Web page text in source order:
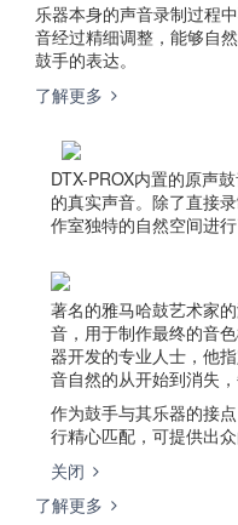
乐器本身的声音录制过程
音经过精细调整，能够自
鼓手的表达。
了解更多
DTX-PROX内置的原声
的真实声音。除了直接
作室独特的自然空间进行
著名的雅马哈鼓艺术家
音，用于制作最终的音
器开发的专业人士，他
音自然的从开始到消失
作为鼓手与其乐器的接
行精心匹配，可提供出众
关闭
了解更多